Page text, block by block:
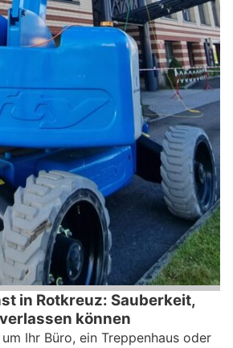
in Rotkreuz: Sauberkeit,
können
Ihr Büro, ein Treppenhaus oder